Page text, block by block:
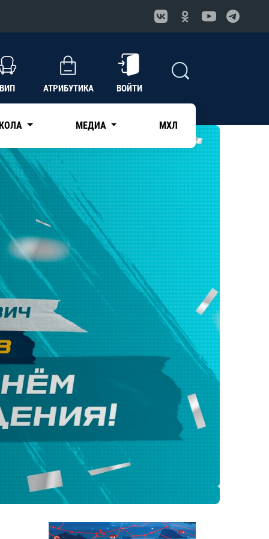
АТРИБУТИКА ВОЙТИ
МЕДИА МХЛ